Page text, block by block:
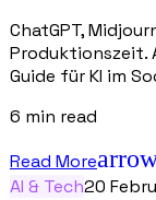
ChatGPT,
Produktionszeit.
Guide für KI im
6 min read
Read More
AI & Tech20